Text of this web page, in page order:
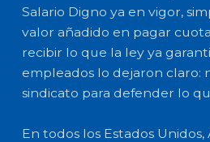
Salario Digno ya en vigor,
valor añadido en pagar
recibir lo que la ley ya
empleados lo dejaron claro:
sindicato para defender lo
En todos los Estados Unidos,